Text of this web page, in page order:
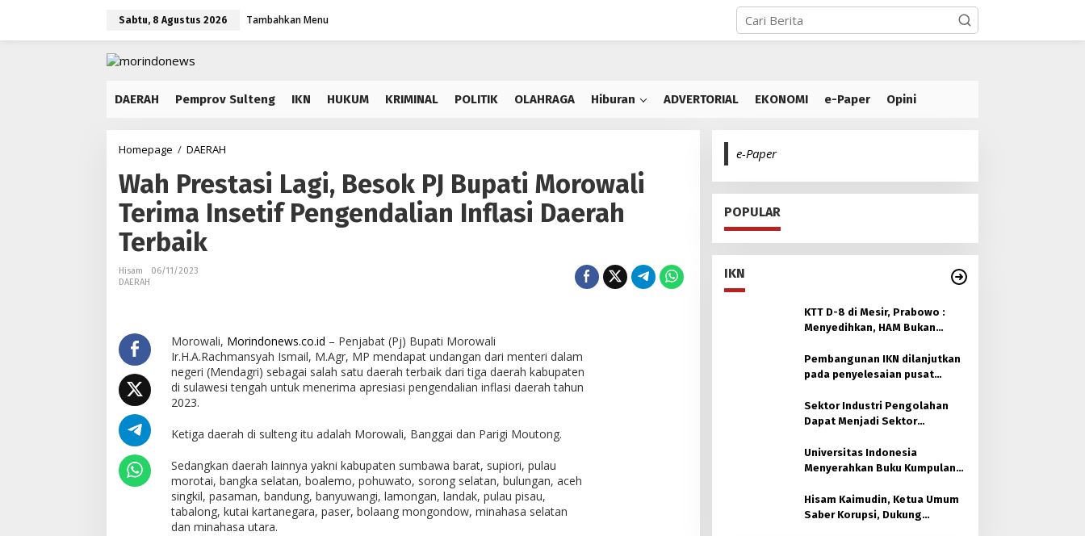
konten
Sabtu, 8 Agustus 2026 Tambahkan Menu
DAERAH Pemprov Sulteng IKN HUKUM KRIMINAL POLITIK OLAHRAGA Hiburan ADVERTORIAL EKONOMI e-Paper Opini
Homepage / DAERAH
Lagi,
Besok
PJ
Bupati
Wah Prestasi Lagi, Besok PJ Bupati Morowali
Terima Insetif Pengendalian Inflasi Daerah
Terbaik
Hisam
06/11/2023
DAERAH
Morowali, Morindonews.co.id – Penjabat (Pj) Bupati Morowali
Ir.H.A.Rachmansyah Ismail, M.Agr, MP mendapat undangan dari menteri dalam
negeri (Mendagri) sebagai salah satu daerah terbaik dari tiga daerah kabupaten
di sulawesi tengah untuk menerima apresiasi pengendalian inflasi daerah tahun
2023.
Ketiga daerah di sulteng itu adalah Morowali, Banggai dan Parigi Moutong.
Sedangkan daerah lainnya yakni kabupaten sumbawa barat, supiori, pulau
morotai, bangka selatan, boalemo, pohuwato, sorong selatan, bulungan, aceh
singkil, pasaman, bandung, banyuwangi, lamongan, landak, pulau pisau,
tabalong, kutai kartanegara, paser, bolaang mongondow, minahasa selatan
dan minahasa utara.
e-Paper
POPULAR
IKN
KTT D-8 di Mesir, Prabowo :
Menyedihkan, HAM Bukan
Pembangunan IKN dilanjutkan
pada penyelesaian pusat
Sektor Industri Pengolahan
Dapat Menjadi Sektor
Universitas Indonesia
Menyerahkan Buku Kumpulan
Ibu kota Nusantara (OIKN)
Hisam Kaimudin, Ketua Umum
Saber Korupsi, Dukung